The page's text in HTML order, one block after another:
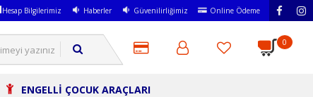
Hesap Bilgilerimiz Haberler Güvenilirliğimiz Online Ödeme
0
ENGELLİ ÇOCUK ARAÇLARI